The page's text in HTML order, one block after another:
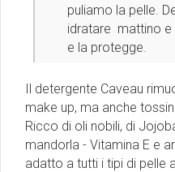
puliamo la pelle.
idratare mattino e
e la protegge.
Il detergente Caveau
make up, ma anche
Ricco di oli nobili, di
mandorla - Vitamina E e
adatto a tutti i tipi di pelle